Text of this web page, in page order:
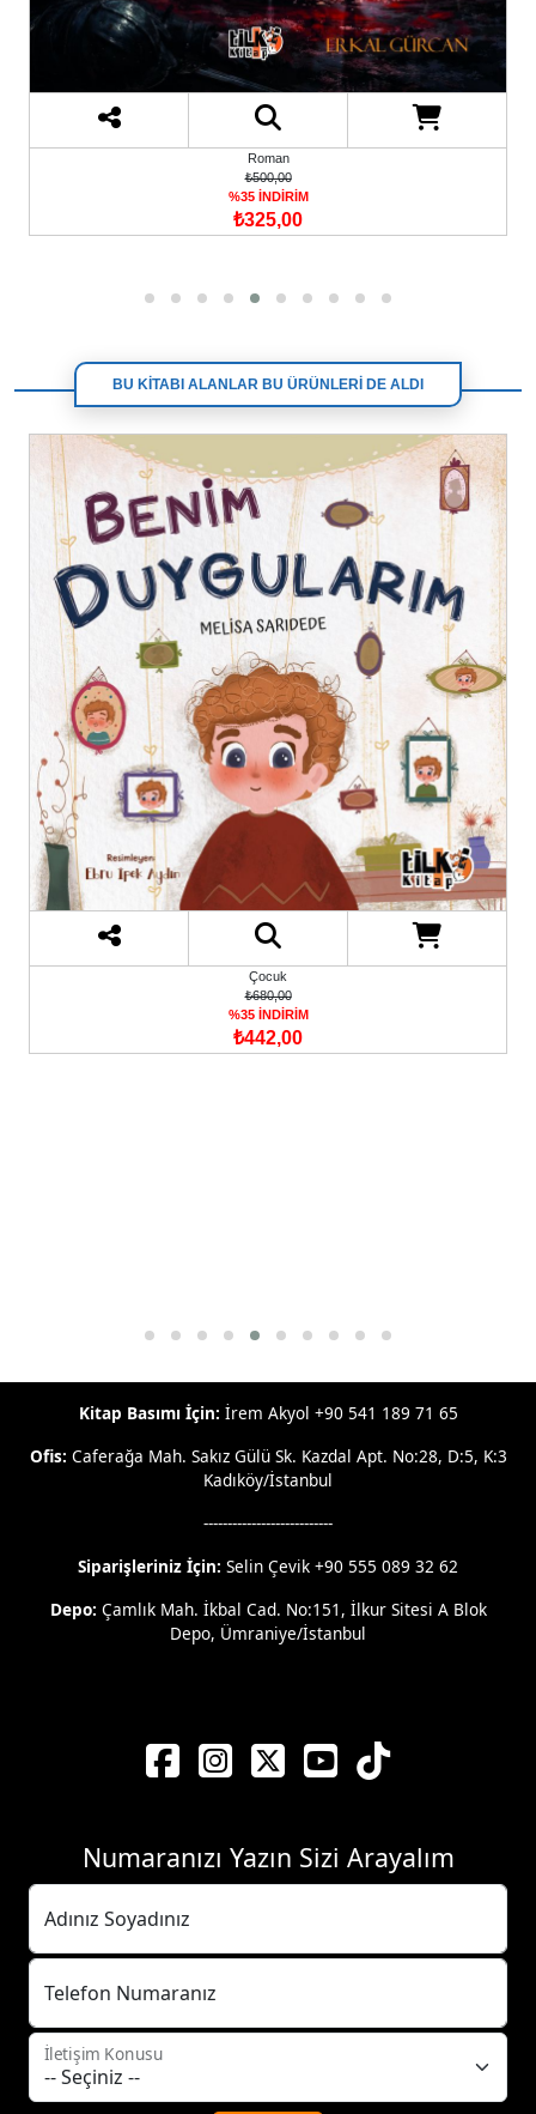
Roman
₺500,00
%35 İNDİRİM
₺325,00
BU KİTABI ALANLAR BU ÜRÜNLERİ DE ALDI
Çocuk
₺680,00
%35 İNDİRİM
₺442,00
Kitap Basımı İçin: İrem Akyol +90 541 189 71 65
Ofis: Caferağa Mah. Sakız Gülü Sk. Kazdal Apt. No:28, D:5, K:3
Kadıköy/İstanbul
---------------------------
Siparişleriniz İçin: Selin Çevik +90 555 089 32 62
Depo: Çamlık Mah. İkbal Cad. No:151, İlkur Sitesi A Blok
Depo, Ümraniye/İstanbul
Numaranızı Yazın Sizi Arayalım
Adınız Soyadınız
Telefon Numaranız
İletişim Konusu